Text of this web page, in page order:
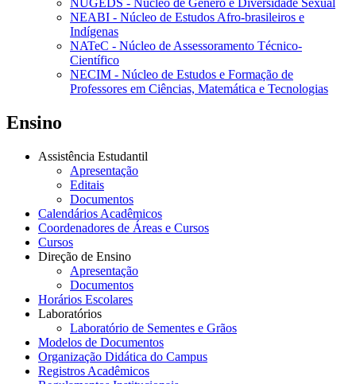
NUGEDS - Núcleo de Gênero e Diversidade Sexual
NEABI - Núcleo de Estudos Afro-brasileiros e
Indígenas
NATeC - Núcleo de Assessoramento Técnico-
Científico
NECIM - Núcleo de Estudos e Formação de
Professores em Ciências, Matemática e Tecnologias
Ensino
Assistência Estudantil
Apresentação
Editais
Documentos
Calendários Acadêmicos
Coordenadores de Áreas e Cursos
Cursos
Direção de Ensino
Apresentação
Documentos
Horários Escolares
Laboratórios
Laboratório de Sementes e Grãos
Modelos de Documentos
Organização Didática do Campus
Registros Acadêmicos